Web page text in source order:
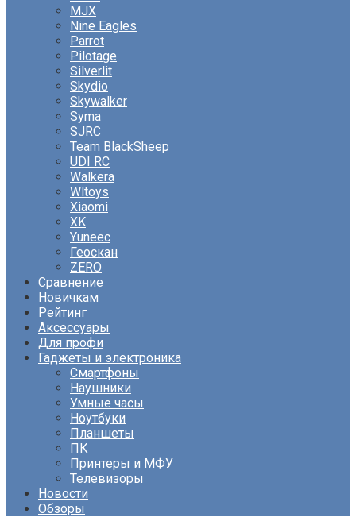
MJX
Nine Eagles
Parrot
Pilotage
Silverlit
Skydio
Skywalker
Syma
SJRC
Team BlackSheep
UDI RC
Walkera
Wltoys
Xiaomi
XK
Yuneec
Геоскан
ZERO
Сравнение
Новичкам
Рейтинг
Аксессуары
Для профи
Гаджеты и электроника
Смартфоны
Наушники
Умные часы
Ноутбуки
Планшеты
ПК
Принтеры и МФУ
Телевизоры
Новости
Обзоры